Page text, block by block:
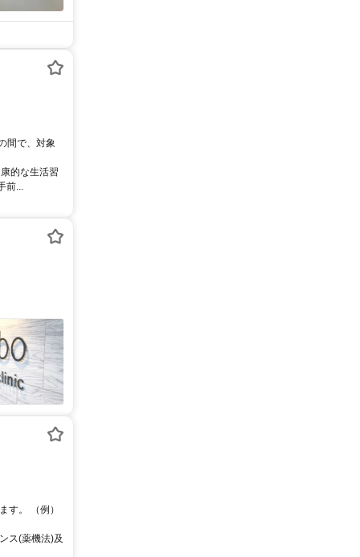
間で、対象
的な生活習
前...
す。 （例）
ス(薬機法)及